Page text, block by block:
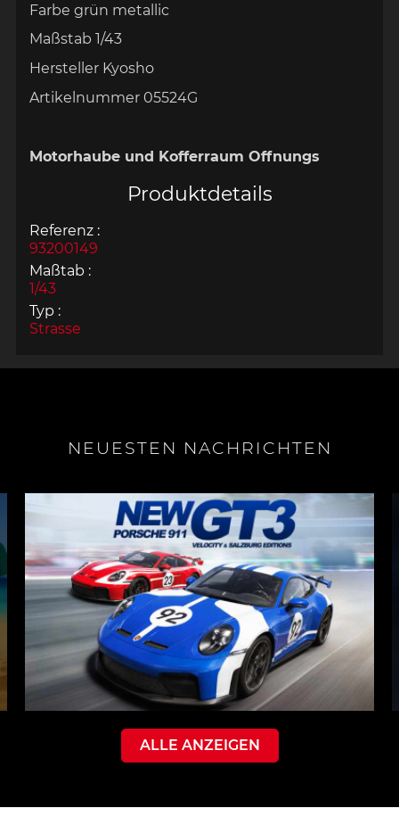
Farbe grün metallic
Maßstab 1/43
Hersteller Kyosho
Artikelnummer 05524G
Motorhaube und Kofferraum Offnungs
Produktdetails
Referenz :
93200149
Maßtab :
1/43
Typ :
Strasse
NEUESTEN NACHRICHTEN
ALLE ANZEIGEN